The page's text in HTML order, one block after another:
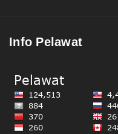
Info Pelawat